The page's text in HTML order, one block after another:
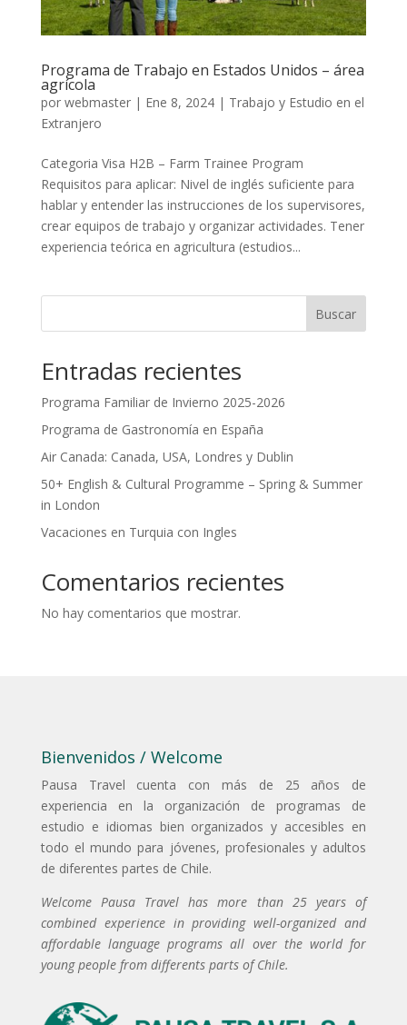
Programa de Trabajo en Estados Unidos – área
agrícola
por webmaster| Ene 8, 2024| Trabajo y Estudio en el
Extranjero
Categoria Visa H2B – Farm Trainee Program
Requisitos para aplicar: Nivel de inglés suficiente para
hablar y entender las instrucciones de los supervisores,
crear equipos de trabajo y organizar actividades. Tener
experiencia teórica en agricultura (estudios...
Buscar
Entradas recientes
Programa Familiar de Invierno 2025-2026
Programa de Gastronomía en España
Air Canada: Canada, USA, Londres y Dublin
50+ English & Cultural Programme – Spring & Summer
in London
Vacaciones en Turquia con Ingles
Comentarios recientes
No hay comentarios que mostrar.
Bienvenidos / Welcome
Pausa Travel cuenta con más de 25 años de
experiencia en la organización de programas de
estudio e idiomas bien organizados y accesibles en
todo el mundo para jóvenes, profesionales y adultos
de diferentes partes de Chile.
Welcome Pausa Travel has more than 25 years of
combined experience in providing well-organized and
affordable language programs all over the world for
young people from differents parts of Chile.